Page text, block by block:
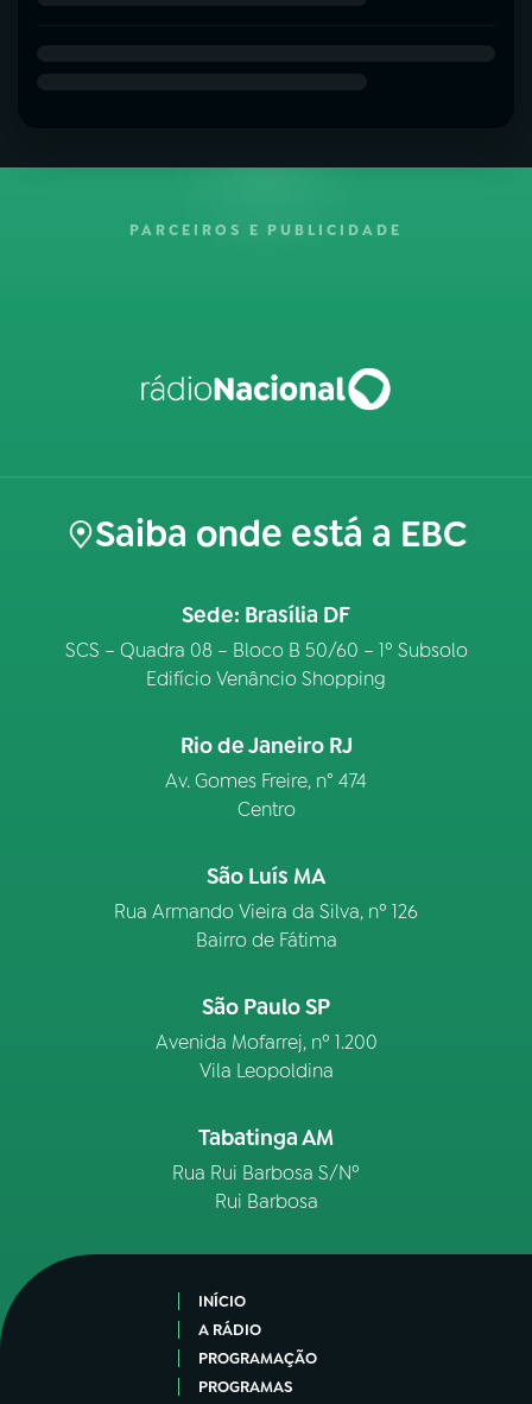
PARCEIROS E PUBLICIDADE
Saiba onde está a EBC
Sede: Brasília DF
SCS – Quadra 08 – Bloco B 50/60 – 1º Subsolo
Edifício Venâncio Shopping
Rio de Janeiro RJ
Av. Gomes Freire, n° 474
Centro
São Luís MA
Rua Armando Vieira da Silva, nº 126
Bairro de Fátima
São Paulo SP
Avenida Mofarrej, nº 1.200
Vila Leopoldina
Tabatinga AM
Rua Rui Barbosa S/Nº
Rui Barbosa
INÍCIO
A RÁDIO
PROGRAMAÇÃO
PROGRAMAS